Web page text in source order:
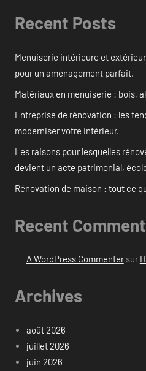
Recent Posts
Menuiserie intérieure et
pour un aménagement parfait.
Matériaux en menuiserie : bois,
Entreprise de rénovation : les
moderniser votre intérieur.
Les raisons pour lesquelles
devient un acte patrimonial,
Rénovation de maison : tout ce
Recent
A WordPress Commentersur
Archives
août 2026
juillet 2026
juin 2026